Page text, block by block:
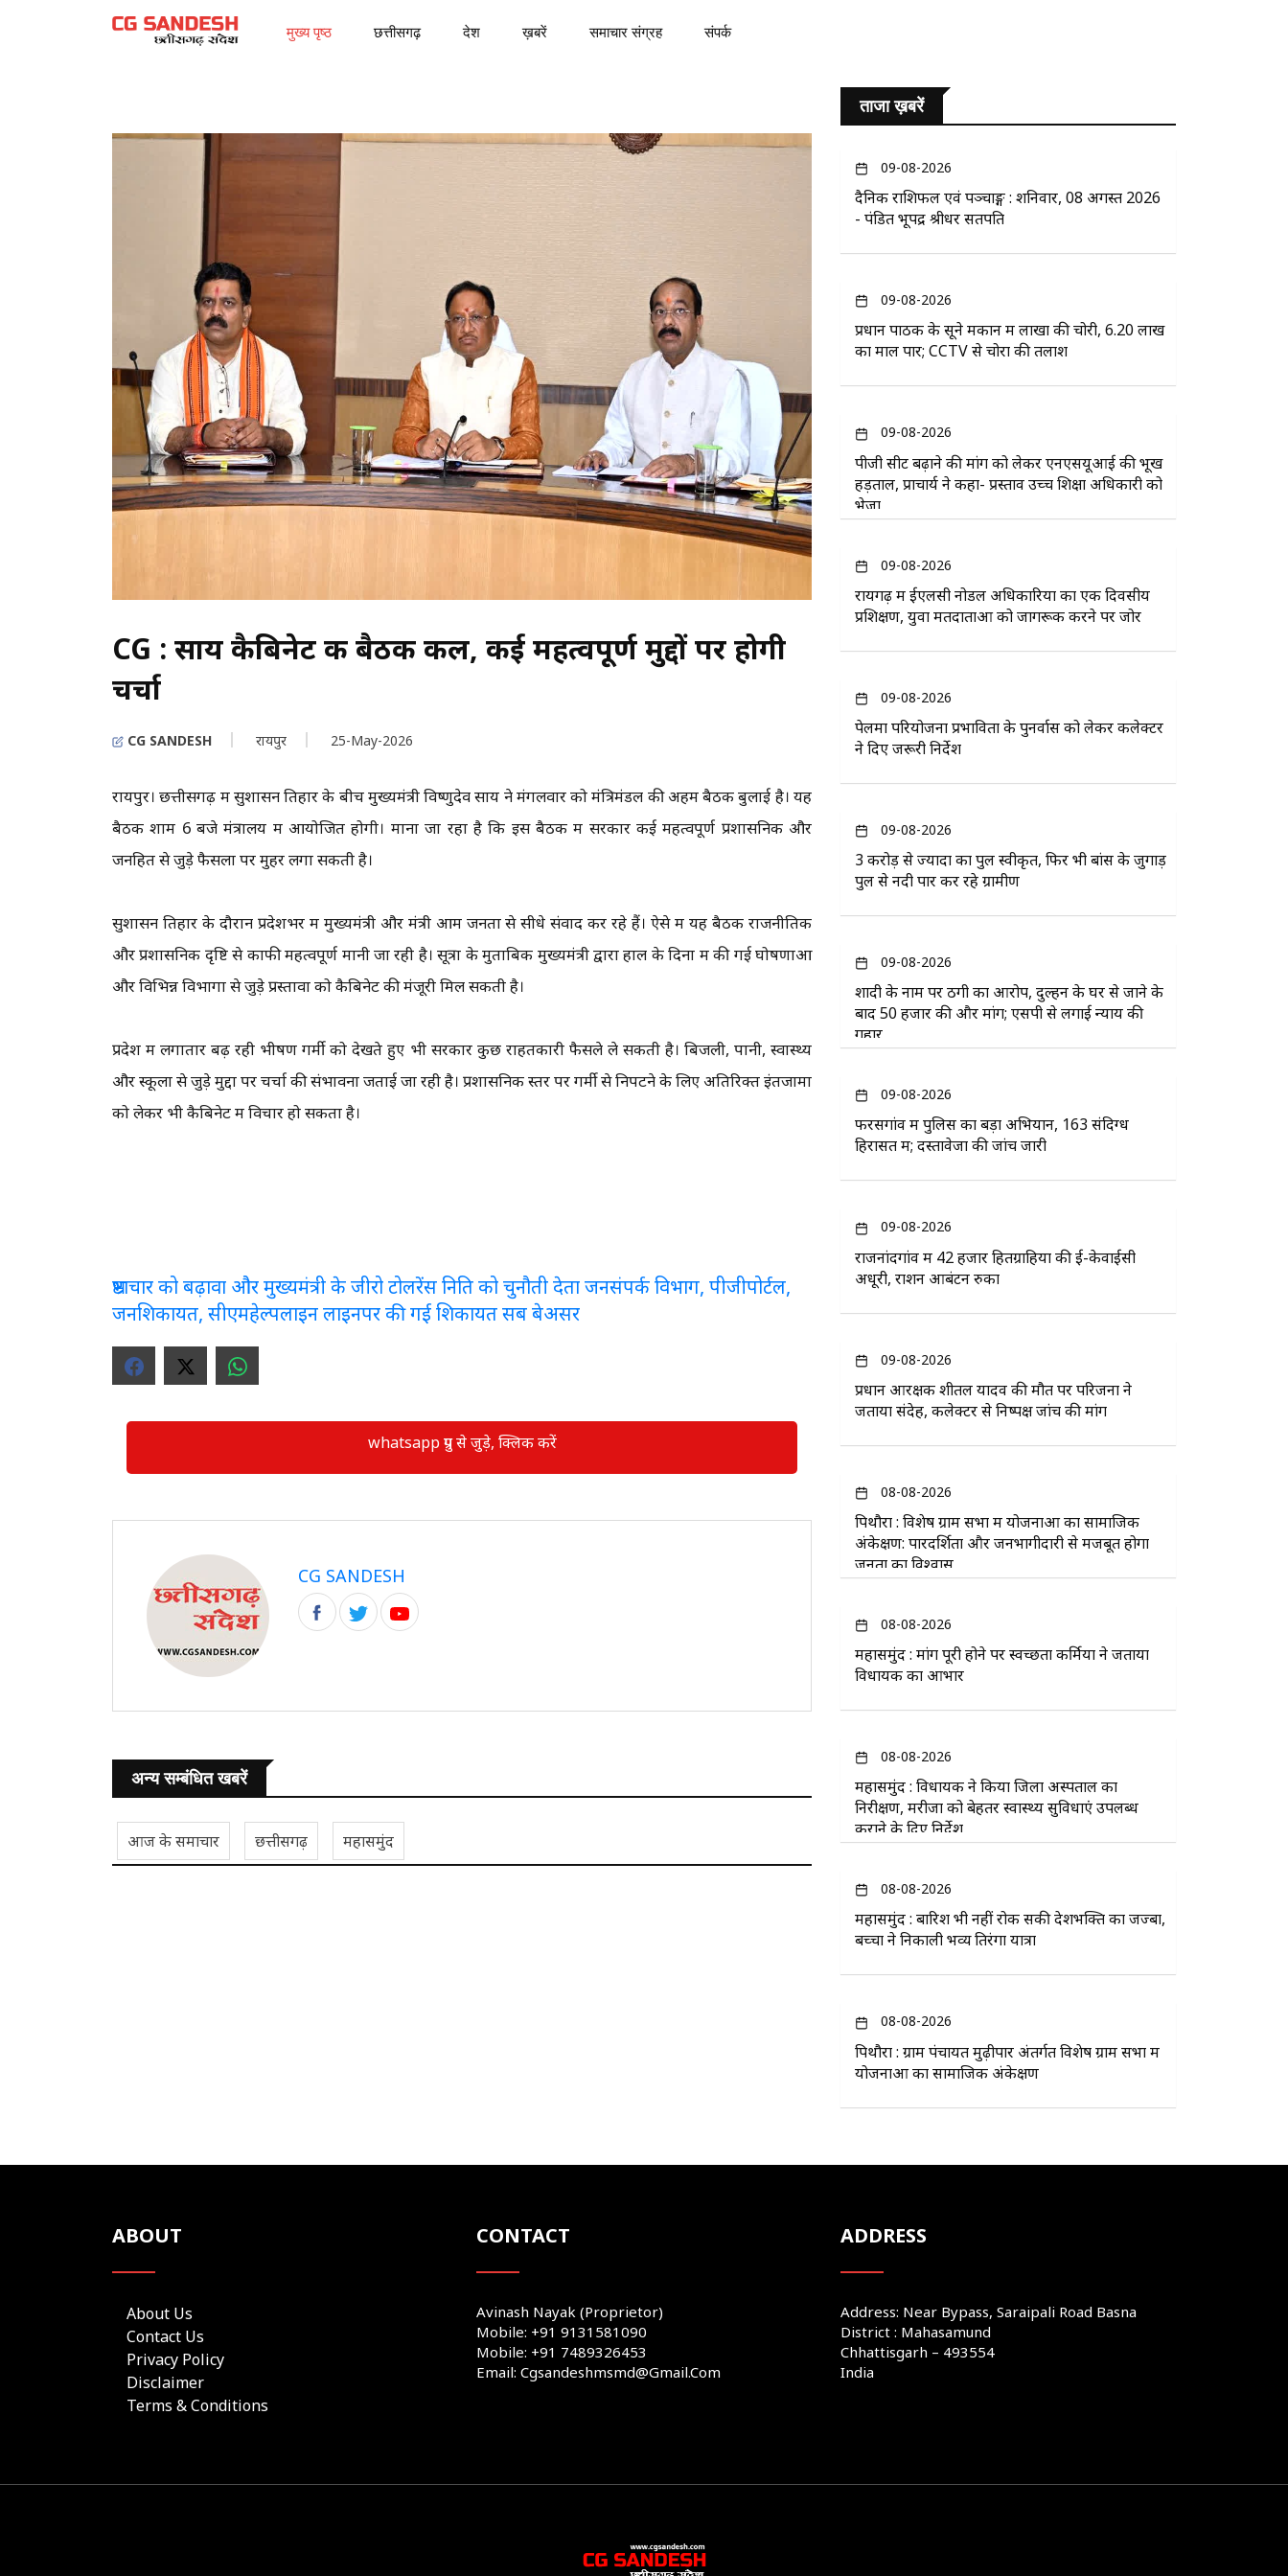
मुख्य पृष्ठ छत्तीसगढ़ देश ख़बरें समाचार संग्रह संपर्क
CG : साय कैबिनेट की बैठक कल, कई महत्वपूर्ण मुद्दों पर होगी
चर्चा
CG SANDESH रायपुर 25-May-2026
रायपुर। छत्तीसगढ़ में सुशासन तिहार के बीच मुख्यमंत्री विष्णुदेव साय ने मंगलवार को मंत्रिमंडल की अहम बैठक बुलाई है। यह
बैठक शाम 6 बजे मंत्रालय में आयोजित होगी। माना जा रहा है कि इस बैठक में सरकार कई महत्वपूर्ण प्रशासनिक और
जनहित से जुड़े फैसलों पर मुहर लगा सकती है।
सुशासन तिहार के दौरान प्रदेशभर में मुख्यमंत्री और मंत्री आम जनता से सीधे संवाद कर रहे हैं। ऐसे में यह बैठक राजनीतिक
और प्रशासनिक दृष्टि से काफी महत्वपूर्ण मानी जा रही है। सूत्रों के मुताबिक मुख्यमंत्री द्वारा हाल के दिनों में की गई घोषणाओं
और विभिन्न विभागों से जुड़े प्रस्तावों को कैबिनेट की मंजूरी मिल सकती है।
प्रदेश में लगातार बढ़ रही भीषण गर्मी को देखते हुए भी सरकार कुछ राहतकारी फैसले ले सकती है। बिजली, पानी, स्वास्थ्य
और स्कूलों से जुड़े मुद्दों पर चर्चा की संभावना जताई जा रही है। प्रशासनिक स्तर पर गर्मी से निपटने के लिए अतिरिक्त इंतजामों
को लेकर भी कैबिनेट में विचार हो सकता है।
भ्रष्टाचार को बढ़ावा और मुख्यमंत्री के जीरो टोलरेंस निति को चुनौती देता जनसंपर्क विभाग, पीजीपोर्टल,
जनशिकायत, सीएमहेल्पलाइन लाइनपर की गई शिकायत सब बेअसर
whatsapp ग्रुप से जुड़े, क्लिक करें
CG SANDESH
अन्य सम्बंधित खबरें
आज के समाचार छत्तीसगढ़ महासमुंद
ताजा ख़बरें
09-08-2026
दैनिक राशिफल एवं पञ्चाङ्ग : शनिवार, 08 अगस्त 2026
- पंडित भूपेंद्र श्रीधर सतपति
09-08-2026
प्रधान पाठक के सूने मकान में लाखों की चोरी, 6.20 लाख
का माल पार; CCTV से चोरों की तलाश
09-08-2026
पीजी सीट बढ़ाने की मांग को लेकर एनएसयूआई की भूख
हड़ताल, प्राचार्य ने कहा- प्रस्ताव उच्च शिक्षा अधिकारी को
भेजा
09-08-2026
रायगढ़ में ईएलसी नोडल अधिकारियों का एक दिवसीय
प्रशिक्षण, युवा मतदाताओं को जागरूक करने पर जोर
09-08-2026
पेलमा परियोजना प्रभावितों के पुनर्वास को लेकर कलेक्टर
ने दिए जरूरी निर्देश
09-08-2026
3 करोड़ से ज्यादा का पुल स्वीकृत, फिर भी बांस के जुगाड़
पुल से नदी पार कर रहे ग्रामीण
09-08-2026
शादी के नाम पर ठगी का आरोप, दुल्हन के घर से जाने के
बाद 50 हजार की और मांग; एसपी से लगाई न्याय की
गुहार
09-08-2026
फरसगांव में पुलिस का बड़ा अभियान, 163 संदिग्ध
हिरासत में; दस्तावेजों की जांच जारी
09-08-2026
राजनांदगांव में 42 हजार हितग्राहियों की ई-केवाईसी
अधूरी, राशन आबंटन रुका
09-08-2026
प्रधान आरक्षक शीतल यादव की मौत पर परिजनों ने
जताया संदेह, कलेक्टर से निष्पक्ष जांच की मांग
08-08-2026
पिथौरा : विशेष ग्राम सभा में योजनाओं का सामाजिक
अंकेक्षण: पारदर्शिता और जनभागीदारी से मजबूत होगा
जनता का विश्वास
08-08-2026
महासमुंद : मांग पूरी होने पर स्वच्छता कर्मियों ने जताया
विधायक का आभार
08-08-2026
महासमुंद : विधायक ने किया जिला अस्पताल का
निरीक्षण, मरीजों को बेहतर स्वास्थ्य सुविधाएं उपलब्ध
कराने के दिए निर्देश
08-08-2026
महासमुंद : बारिश भी नहीं रोक सकी देशभक्ति का जज्बा,
बच्चों ने निकाली भव्य तिरंगा यात्रा
08-08-2026
पिथौरा : ग्राम पंचायत मुढ़ीपार अंतर्गत विशेष ग्राम सभा में
योजनाओं का सामाजिक अंकेक्षण
ABOUT
About Us
Contact Us
Privacy Policy
Disclaimer
Terms & Conditions
CONTACT
Avinash Nayak (Proprietor)
Mobile: +91 9131581090
Mobile: +91 7489326453
Email: Cgsandeshmsmd@gmail.com
ADDRESS
Address: Near Bypass, Saraipali Road Basna
District : Mahasamund
Chhattisgarh – 493554
India